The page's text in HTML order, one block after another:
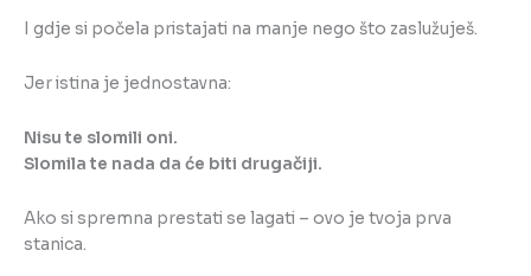
I gdje si počela pristajati na manje nego što zaslužuješ.
Jer istina je jednostavna:
Nisu te slomili oni.
Slomila te nada da će biti drugačiji.
Ako si spremna prestati se lagati – ovo je tvoja prva
stanica.